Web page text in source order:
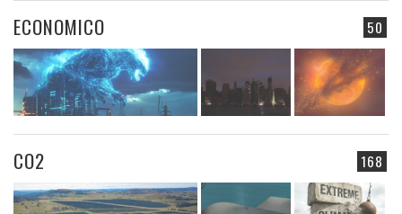
50
ECONOMICO
168
CO2